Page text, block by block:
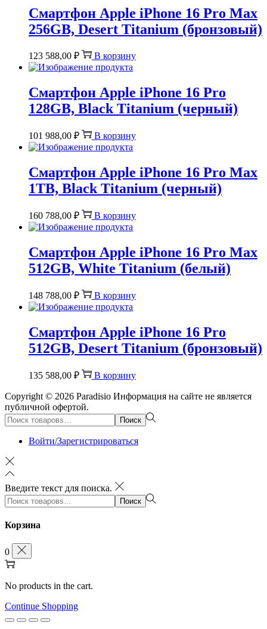
Смартфон Apple iPhone 16 Pro Max
256GB, Desert Titanium (бронзовый)
123 588,00 ₽ В корзину
Смартфон Apple iPhone 16 Pro
128GB, Black Titanium (черный)
101 988,00 ₽ В корзину
Смартфон Apple iPhone 16 Pro Max
1TB, Black Titanium (черный)
160 788,00 ₽ В корзину
Смартфон Apple iPhone 16 Pro Max
512GB, White Titanium (белый)
148 788,00 ₽ В корзину
Смартфон Apple iPhone 16 Pro
512GB, Desert Titanium (бронзовый)
135 588,00 ₽ В корзину
Copyright © 2026 Paradisio Информация на сайте не является
публичной офертой.
Поиск:>
Поиск
Войти/Зарегистрироваться
Введите текст для поиска.
Поиск:>
Поиск
Корзина
0
No products in the cart.
Continue Shopping